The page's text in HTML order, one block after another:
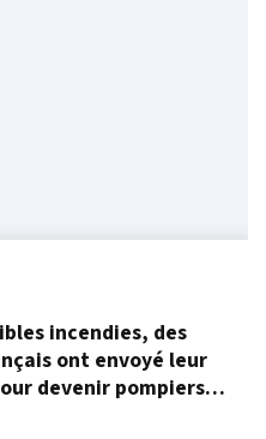
incendies, des
ont envoyé leur
devenir pompiers